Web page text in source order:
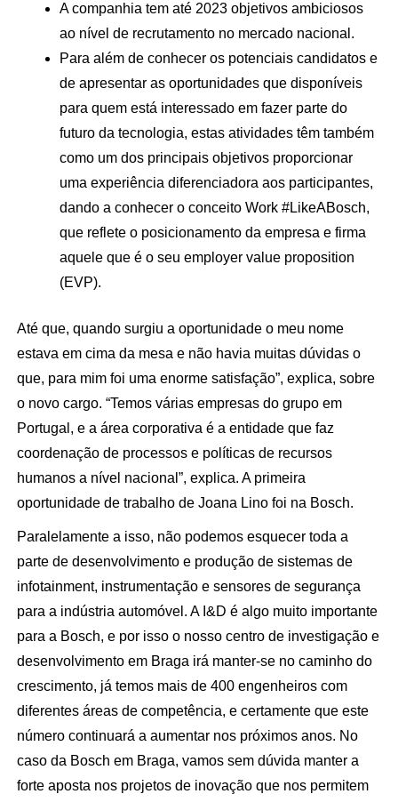
A companhia tem até 2023 objetivos ambiciosos
ao nível de recrutamento no mercado nacional.
Para além de conhecer os potenciais candidatos e
de apresentar as oportunidades que disponíveis
para quem está interessado em fazer parte do
futuro da tecnologia, estas atividades têm também
como um dos principais objetivos proporcionar
uma experiência diferenciadora aos participantes,
dando a conhecer o conceito Work #LikeABosch,
que reflete o posicionamento da empresa e firma
aquele que é o seu employer value proposition
(EVP).
Até que, quando surgiu a oportunidade o meu nome
estava em cima da mesa e não havia muitas dúvidas o
que, para mim foi uma enorme satisfação”, explica, sobre
o novo cargo. “Temos várias empresas do grupo em
Portugal, e a área corporativa é a entidade que faz
coordenação de processos e políticas de recursos
humanos a nível nacional”, explica. A primeira
oportunidade de trabalho de Joana Lino foi na Bosch.
Paralelamente a isso, não podemos esquecer toda a
parte de desenvolvimento e produção de sistemas de
infotainment, instrumentação e sensores de segurança
para a indústria automóvel. A I&D é algo muito importante
para a Bosch, e por isso o nosso centro de investigação e
desenvolvimento em Braga irá manter-se no caminho do
crescimento, já temos mais de 400 engenheiros com
diferentes áreas de competência, e certamente que este
número continuará a aumentar nos próximos anos. No
caso da Bosch em Braga, vamos sem dúvida manter a
forte aposta nos projetos de inovação que nos permitem